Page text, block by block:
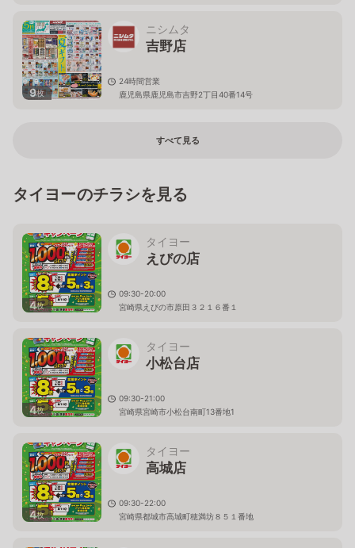
9枚
ニシムタ
吉野店
24時間営業
鹿児島県鹿児島市吉野2丁目40番14号
すべて見る
タイヨーのチラシを見る
4枚
タイヨー
えびの店
09:30-20:00
宮崎県えびの市原田３２１６番１
4枚
タイヨー
小松台店
09:30-21:00
宮崎県宮崎市小松台南町13番地1
4枚
タイヨー
高城店
09:30-22:00
宮崎県都城市高城町穂満坊８５１番地